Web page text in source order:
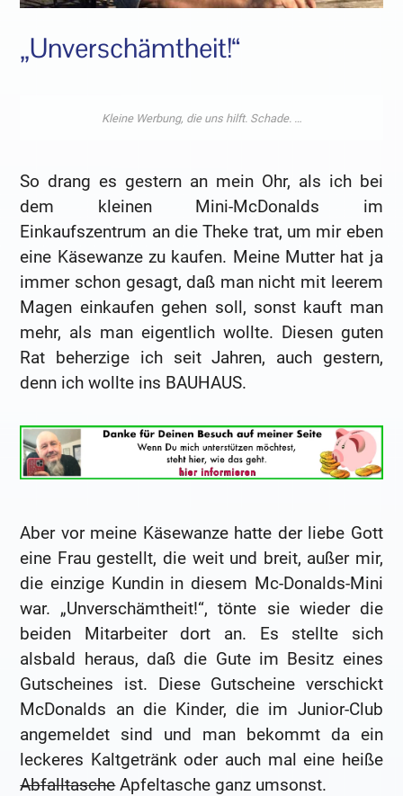
„Unverschämtheit!“
So drang es gestern an mein Ohr, als ich bei
dem kleinen Mini-McDonalds im
Einkaufszentrum an die Theke trat, um mir eben
eine Käsewanze zu kaufen. Meine Mutter hat ja
immer schon gesagt, daß man nicht mit leerem
Magen einkaufen gehen soll, sonst kauft man
mehr, als man eigentlich wollte. Diesen guten
Rat beherzige ich seit Jahren, auch gestern,
denn ich wollte ins BAUHAUS.
Aber vor meine Käsewanze hatte der liebe Gott
eine Frau gestellt, die weit und breit, außer mir,
die einzige Kundin in diesem Mc-Donalds-Mini
war. „Unverschämtheit!“, tönte sie wieder die
beiden Mitarbeiter dort an. Es stellte sich
alsbald heraus, daß die Gute im Besitz eines
Gutscheines ist. Diese Gutscheine verschickt
McDonalds an die Kinder, die im Junior-Club
angemeldet sind und man bekommt da ein
leckeres Kaltgetränk oder auch mal eine heiße
AbfalltascheApfeltasche ganz umsonst.